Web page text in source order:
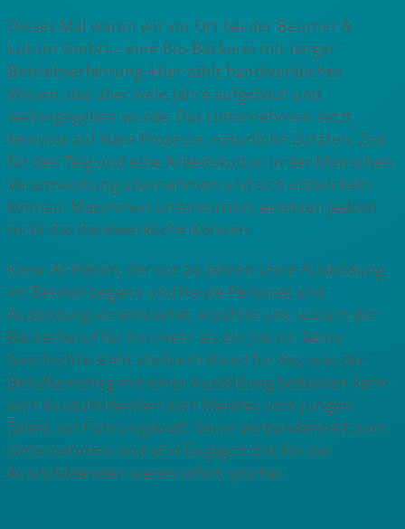
Dieses Mal waren wir vor Ort bei der Beumer &
Lutum GmbH – eine Bio-Bäckerei mit langer
Betriebserfahrung. Hier zählt handwerkliches
Wissen, das über viele Jahre aufgebaut und
weitergegeben wurde. Das Unternehmen setzt
bewusst auf klare Prozesse, natürliche Zutaten, Zeit
für den Teig und eine Arbeitskultur, in der Menschen
Verantwortung übernehmen und sich entwickeln
können. Maschinen unterstützen, ersetzen jedoch
nicht das handwerkliche Können.
Kerar Al-Hakim, der vor 24 Jahren seine Ausbildung
im Betrieb begann und heute Personal und
Ausbildung verantwortet, erzählte uns, warum der
Bäckerberuf für ihn mehr als ein Job ist. Seine
Geschichte steht stellvertretend für das, was der
Berufseinstieg mit einer Ausbildung bedeuten kann:
vom Auszubildenden zum Meister, vom jungen
Talent zur Führungskraft. Seine Verbundenheit zum
Unternehmen und sein Engagement für die
Auszubildenden waren sofort spürbar.